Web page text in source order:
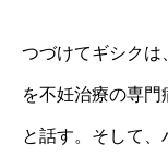
つづけてギシクは
を不妊治療の専
と話す。そして、